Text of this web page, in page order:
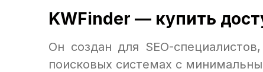
KWFinder — купить
Он создан для SEO-
поисковых системах с